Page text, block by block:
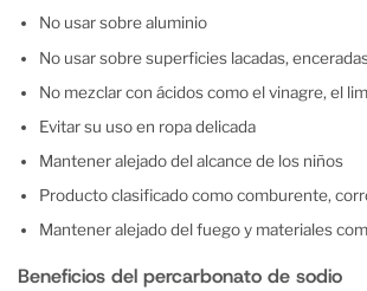
No usar sobre aluminio
No usar sobre superficies lacadas,
No mezclar con ácidos como el vinagre, el
Evitar su uso en ropa delicada
Mantener alejado del alcance de los niños
Producto clasificado como comburente,
Mantener alejado del fuego y materiales
Beneficios del percarbonato de sodio